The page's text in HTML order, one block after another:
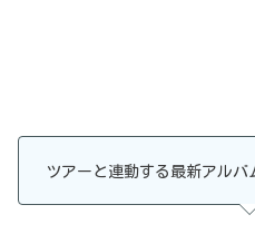
ツアーと連動する最新アルバ